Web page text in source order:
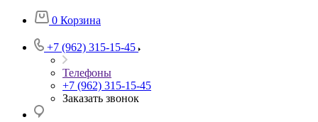
0 Корзина
+7 (962) 315-15-45
Телефоны
+7 (962) 315-15-45
Заказать звонок